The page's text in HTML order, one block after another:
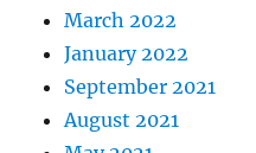
March 2022
January 2022
September 2021
August 2021